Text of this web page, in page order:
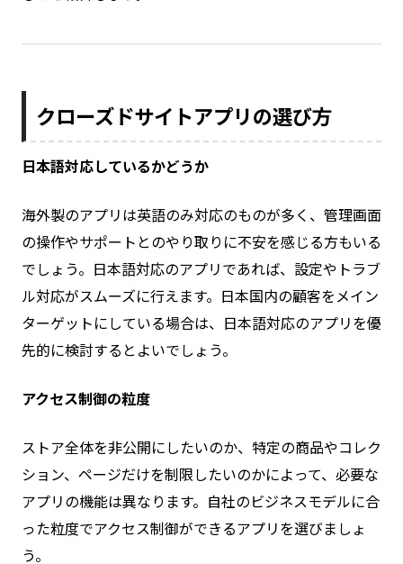
クローズドサイトアプリの選び方
日本語対応しているかどうか
海外製のアプリは英語のみ対応のものが多く、管理画面
の操作やサポートとのやり取りに不安を感じる方もいる
でしょう。日本語対応のアプリであれば、設定やトラブ
ル対応がスムーズに行えます。日本国内の顧客をメイン
ターゲットにしている場合は、日本語対応のアプリを優
先的に検討するとよいでしょう。
アクセス制御の粒度
ストア全体を非公開にしたいのか、特定の商品やコレク
ション、ページだけを制限したいのかによって、必要な
アプリの機能は異なります。自社のビジネスモデルに合
った粒度でアクセス制御ができるアプリを選びましょ
う。